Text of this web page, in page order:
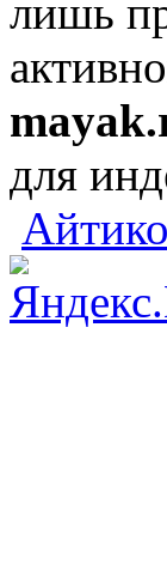
лишь
для